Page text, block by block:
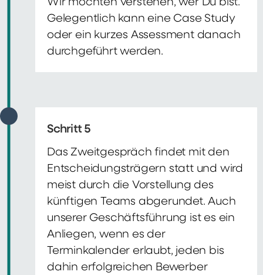
Wir möchten verstehen, wer Du bist.
Gelegentlich kann eine Case Study
oder ein kurzes Assessment danach
durchgeführt werden.
Schritt 5
Das Zweitgespräch findet mit den
Entscheidungsträgern statt und wird
meist durch die Vorstellung des
künftigen Teams abgerundet. Auch
unserer Geschäftsführung ist es ein
Anliegen, wenn es der
Terminkalender erlaubt, jeden bis
dahin erfolgreichen Bewerber